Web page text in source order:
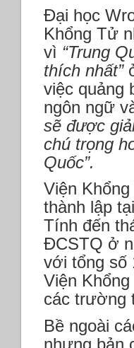
Đại học
Khổng Tử
vì “Trung
thích nhất”
việc quảng
ngôn ngữ
sẽ được
chú trọng
Quốc”.
Viện
thành lập
Tính đến
ĐCSTQ ở
với tổng số
Viện
các trường
Bề ngoài
nhưng bản